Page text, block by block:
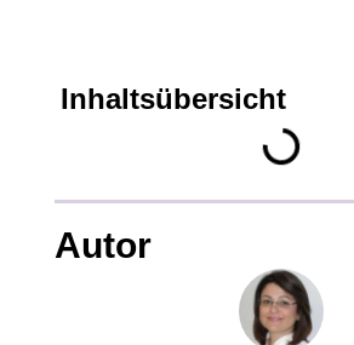
Inhaltsübersicht
Autor